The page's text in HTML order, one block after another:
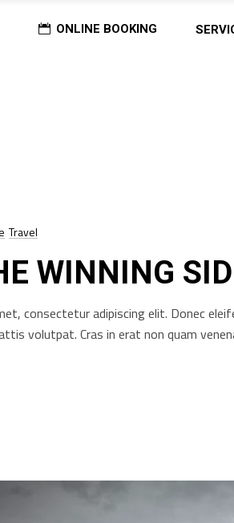
ONLINE BOOKING
Travel
WINNING
consectetur adipiscing elit. Donec
volutpat. Cras in erat non quam